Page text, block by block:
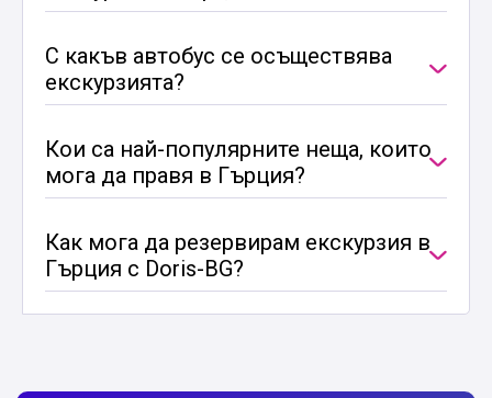
С какъв автобус се осъществява
екскурзията?
Кои са най-популярните неща, които
мога да правя в Гърция?
Как мога да резервирам екскурзия в
Гърция с Doris-BG?